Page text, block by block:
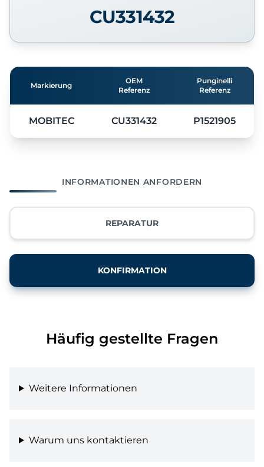
CU331432
Markierung
OEM
Referenz
Punginelli
Referenz
MOBITEC CU331432 P1521905
INFORMATIONEN ANFORDERN
REPARATUR
KONFIRMATION
Häufig gestellte Fragen
Weitere Informationen
Warum uns kontaktieren